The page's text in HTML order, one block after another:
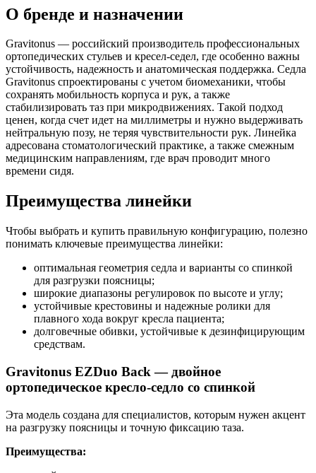
О бренде и назначении
Gravitonus — российский производитель профессиональных
ортопедических стульев и кресел-седел, где особенно важны
устойчивость, надежность и анатомическая поддержка. Седла
Gravitonus спроектированы с учетом биомеханики, чтобы
сохранять мобильность корпуса и рук, а также
стабилизировать таз при микродвижениях. Такой подход
ценен, когда счет идет на миллиметры и нужно выдерживать
нейтральную позу, не теряя чувствительности рук. Линейка
адресована стоматологический практике, а также смежным
медицинским направлениям, где врач проводит много
времени сидя.
Преимущества линейки
Чтобы выбрать и купить правильную конфигурацию, полезно
понимать ключевые преимущества линейки:
оптимальная геометрия седла и варианты со спинкой
для разгрузки поясницы;
широкие диапазоны регулировок по высоте и углу;
устойчивые крестовины и надежные ролики для
плавного хода вокруг кресла пациента;
долговечные обивки, устойчивые к дезинфицирующим
средствам.
Gravitonus EZDuo Back — двойное
ортопедическое кресло-седло со спинкой
Эта модель создана для специалистов, которым нужен акцент
на разгрузку поясницы и точную фиксацию таза.
Преимущества: